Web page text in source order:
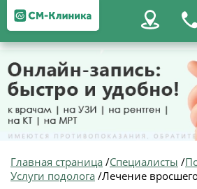
Главная страница /Специалисты /
Услуги подолога /Лечение